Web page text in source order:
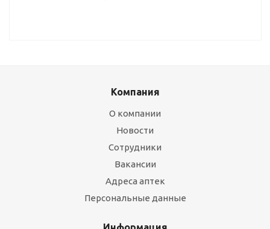
Компания
О компании
Новости
Сотрудники
Вакансии
Адреса аптек
Персональные данные